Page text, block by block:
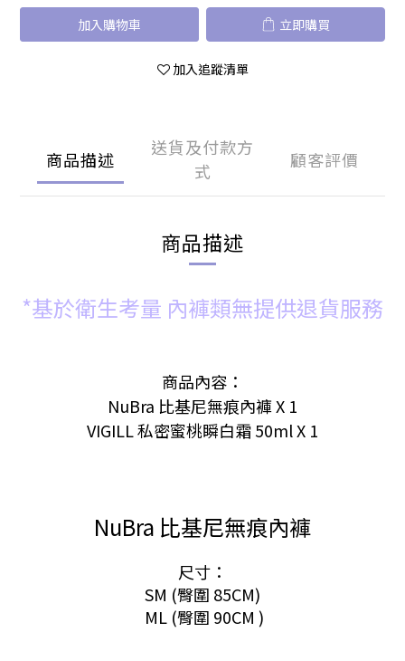
加入購物車 立即購買
加入追蹤清單
商品描述
送貨及付款方
式
顧客評價
商品描述
*基於衛生考量 內褲類無提供退貨服務
商品內容：
NuBra 比基尼無痕內褲 X 1
VIGILL 私密蜜桃瞬白霜 50mlX 1
NuBra 比基尼無痕內褲
尺寸：
SM (臀圍 85CM)
ML (臀圍 90CM )